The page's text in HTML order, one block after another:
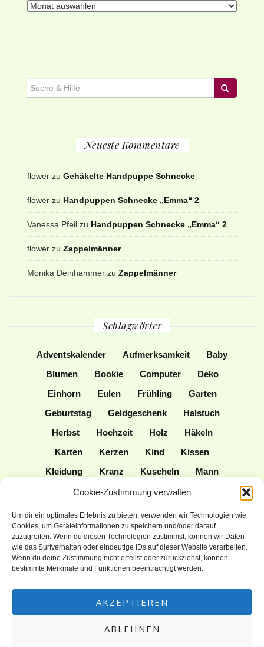
Cookie-Zustimmung verwalten
Um dir ein optimales Erlebnis zu bieten, verwenden wir Technologien wie
Cookies, um Geräteinformationen zu speichern und/oder darauf
zuzugreifen. Wenn du diesen Technologien zustimmst, können wir Daten
wie das Surfverhalten oder eindeutige IDs auf dieser Website verarbeiten.
Wenn du deine Zustimmung nicht erteilst oder zurückziehst, können
bestimmte Merkmale und Funktionen beeinträchtigt werden.
AKZEPTIEREN
ABLEHNEN
Archiv
Neueste Kommentare
flower zu Gehäkelte Handpuppe Schnecke
flower zu Handpuppen Schnecke „Emma“ 2
Vanessa Pfeil zu Handpuppen Schnecke „Emma“ 2
flower zu Zappelmänner
Monika Deinhammer zu Zappelmänner
Schlagwörter
Adventskalender Aufmerksamkeit
Baby
Blumen
Bookie Computer
Deko
Einhorn
Eulen Frühling
Garten
Geburtstag
Geldgeschenk
Halstuch
Herbst
Hochzeit Holz
Häkeln
Karten
Kerzen Kind
Kissen
Kleidung
Kranz Kuscheln
Mann
Mütze
Naturmaterialien
Nähen
Ordner
Ostern
Patchwork
Plotter
Praktisches
Schulanfang
Spielen
Stampin up Stoff
Stricken
Tasche
Tiere Upcycling
Weihnachten
Wolle